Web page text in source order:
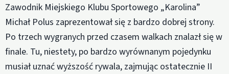
Zawodnik Miejskiego Klubu Sportowego „Karolina”
Michał Polus zaprezentował się z bardzo dobrej strony.
Po trzech wygranych przed czasem walkach znalazł się w
finale. Tu, niestety, po bardzo wyrównanym pojedynku
musiał uznać wyższość rywala, zajmując ostatecznie II